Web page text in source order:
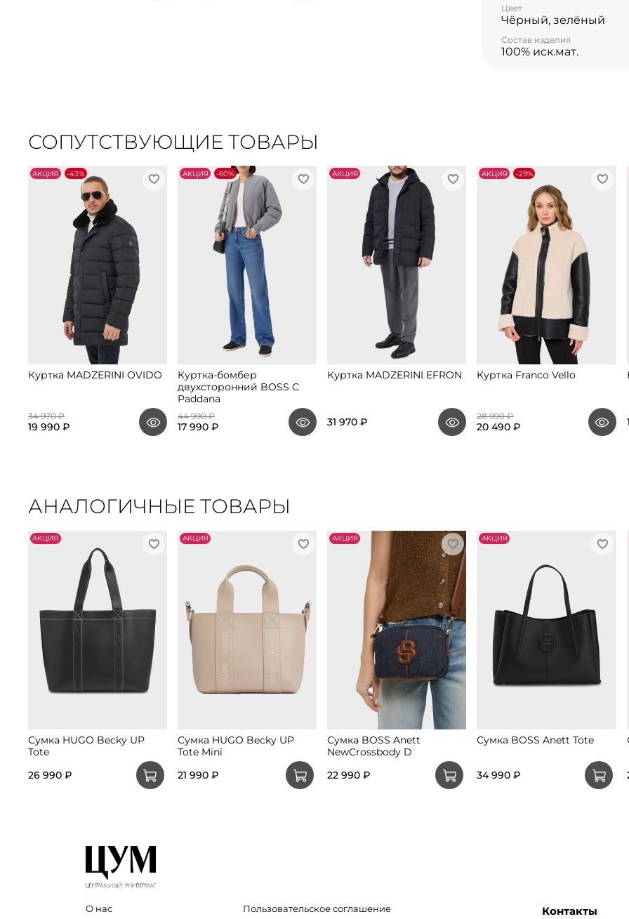
Цвет
Чёрный, зелёный
Состав изделия
100% иск.мат.
СОПУТСТВУЮЩИЕ ТОВАРЫ
АKЦИЯ -43%
Куртка MADZERINI OVIDO
34 970 ₽
19 990 ₽
АKЦИЯ -60%
Куртка-бомбер
двухсторонний BOSS C
Paddana
44 990 ₽
17 990 ₽
АKЦИЯ
Куртка MADZERINI EFRON
31 970 ₽
АKЦИЯ -29%
Куртка Franco Vello
28 990 ₽
20 490 ₽
АНАЛОГИЧНЫЕ ТОВАРЫ
АKЦИЯ
Сумка HUGO Becky UP
Tote
26 990 ₽
АKЦИЯ
Сумка HUGO Becky UP
Tote Mini
21 990 ₽
АKЦИЯ
Сумка BOSS Anett
NewCrossbody D
22 990 ₽
АKЦИЯ
Сумка BOSS Anett Tote
34 990 ₽
О нас Пользовательское соглашение Контакты